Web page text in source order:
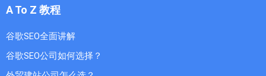
A To Z 教程
谷歌SEO全面讲解
谷歌SEO公司如何选择？